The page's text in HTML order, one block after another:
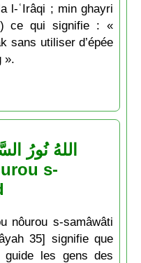
l-ʿIrâqi ; min ghayri
ce qui signifie : «
sans utiliser d’épée
».
nôurou s-samâwâti
35] signifie que
les gens des